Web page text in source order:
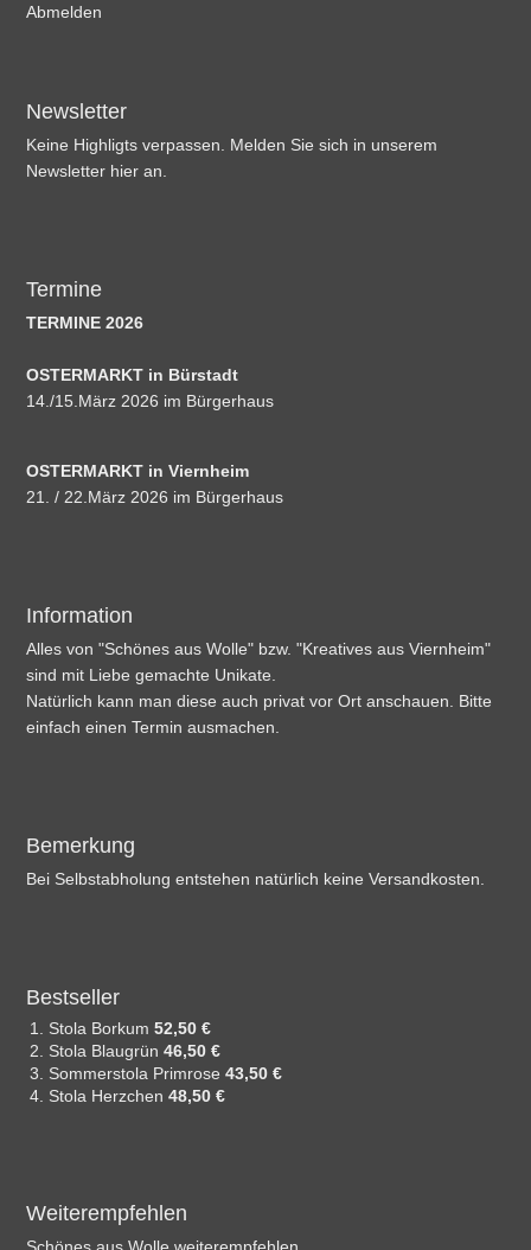
Abmelden
Newsletter
Keine Highligts verpassen. Melden Sie sich in unserem
Newsletter hier an.
Termine
TERMINE 2026
OSTERMARKT in Bürstadt
14./15.März 2026 im Bürgerhaus
OSTERMARKT in Viernheim
21. / 22.März 2026 im Bürgerhaus
Information
Alles von "Schönes aus Wolle" bzw. "Kreatives aus Viernheim"
sind mit Liebe gemachte Unikate.
Natürlich kann man diese auch privat vor Ort anschauen. Bitte
einfach einen Termin ausmachen.
Bemerkung
Bei Selbstabholung entstehen natürlich keine Versandkosten.
Bestseller
Stola Borkum52,50 €
Stola Blaugrün46,50 €
Sommerstola Primrose43,50 €
Stola Herzchen48,50 €
Weiterempfehlen
Schönes aus Wolle weiterempfehlen